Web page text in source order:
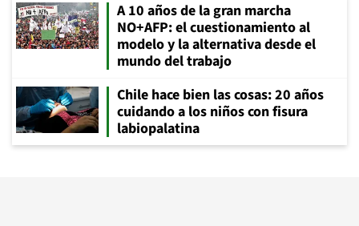
A 10 años de la gran marcha
NO+AFP: el cuestionamiento al
modelo y la alternativa desde el
mundo del trabajo
Chile hace bien las cosas: 20 años
cuidando a los niños con fisura
labiopalatina